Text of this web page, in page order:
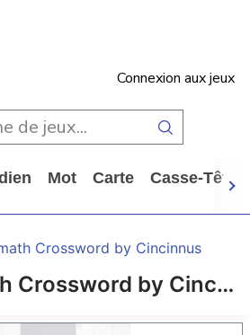
Connexion aux jeux
Mot Carte Casse-Tête
Best Polymath Crossword by Cincinnus
Crossword by Cincinnus